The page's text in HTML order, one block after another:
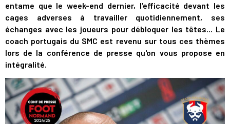
entame que le week-end dernier, l'efficacité devant les
cages adverses à travailler quotidiennement, ses
échanges avec les joueurs pour débloquer les têtes... Le
coach portugais du SMC est revenu sur tous ces thèmes
lors de la conférence de presse qu'on vous propose en
intégralité.